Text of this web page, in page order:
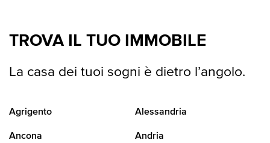
TROVA IL TUO IMMOBILE
La casa dei tuoi sogni è dietro l’angolo.
Agrigento Alessandria
Ancona Andria